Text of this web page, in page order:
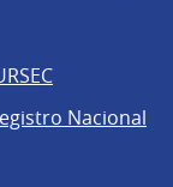
Nacional